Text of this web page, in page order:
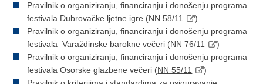
Pravilnik o organiziranju, financiranju i donošenju programa
festivala Dubrovačke ljetne igre (NN 58/11
)
Pravilnik o organiziranju, financiranju i donošenju programa
festivala Varaždinske barokne večeri (NN 76/11
)
Pravilnik o organiziranju, financiranju i donošenju programa
festivala Osorske glazbene večeri (NN 55/11
)